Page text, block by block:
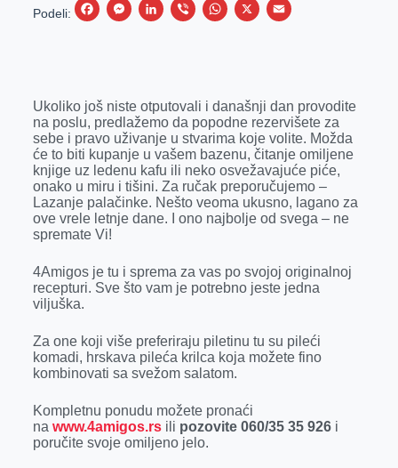
Podeli:
F
b
o
o
k
M
e
n
g
e
r
L
e
d
I
n
V
r
W
s
A
p
p
X
E
l
Ukoliko još niste otputovali i današnji dan provodite
na poslu, predlažemo da popodne rezervišete za
sebe i pravo uživanje u stvarima koje volite. Možda
će to biti kupanje u vašem bazenu, čitanje omiljene
knjige uz ledenu kafu ili neko osvežavajuće piće,
onako u miru i tišini. Za ručak preporučujemo –
Lazanje palačinke. Nešto veoma ukusno, lagano za
ove vrele letnje dane. I ono najbolje od svega – ne
spremate Vi!
4Amigos je tu i sprema za vas po svojoj originalnoj
recepturi. Sve što vam je potrebno jeste jedna
viljuška.
Za one koji više preferiraju piletinu tu su pileći
komadi, hrskava pileća krilca koja možete fino
kombinovati sa svežom salatom.
Kompletnu ponudu možete pronaći
na www.4amigos.rsili pozovite 060/35 35 926 i
poručite svoje omiljeno jelo.